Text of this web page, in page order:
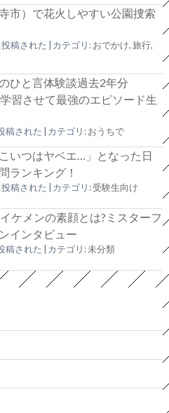
市）で花火しやすい公園捜索
投稿された カテゴリ:おでかけ, 旅行,
ひと言体験談過去2年分
習させて最強のエピソード生
稿された カテゴリ:おうちで
いつはヤベエ…」となった日
ランキング！
投稿された カテゴリ:受験生向け
ケメンの素顔とは?ミスターフ
インタビュー
稿された カテゴリ:未分類